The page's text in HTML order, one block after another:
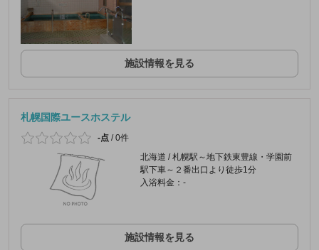
施設情報を見る
札幌国際ユースホステル
-点 /0件
北海道 / 札幌駅～地下鉄東豊線・学園前
駅下車～２番出口より徒歩1分
入浴料金：-
施設情報を見る